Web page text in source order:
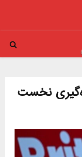
نخست